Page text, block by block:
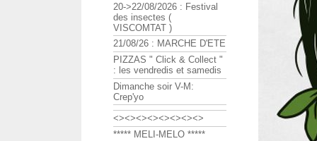
20->22/08/2026 : Festival
des insectes (
VISCOMTAT )
21/08/26 : MARCHE D'ETE
PIZZAS " Click & Collect "
: les vendredis et samedis
Dimanche soir V-M:
Crep'yo
<><><><><><><><>
***** MELI-MELO *****